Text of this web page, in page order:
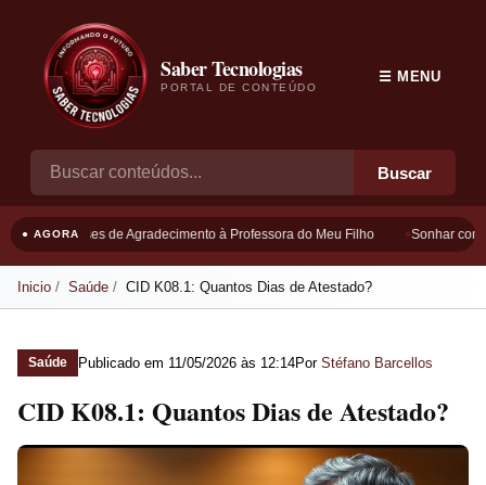
Saber Tecnologias
PORTAL DE CONTEÚDO
Buscar
☰ MENU
● AGORAFrases de Agradecimento à Professora do Meu Filho Sonhar com
Inicio Saúde CID K08.1: Quantos Dias de Atestado?
Saúde Publicado em 11/05/2026 às 12:14Por Stéfano Barcellos
CID K08.1: Quantos Dias de Atestado?